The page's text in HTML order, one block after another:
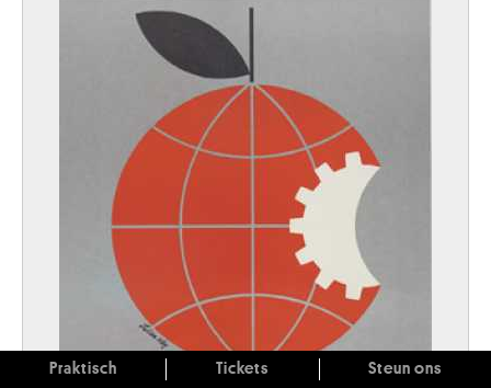
Praktisch Tickets Steun ons